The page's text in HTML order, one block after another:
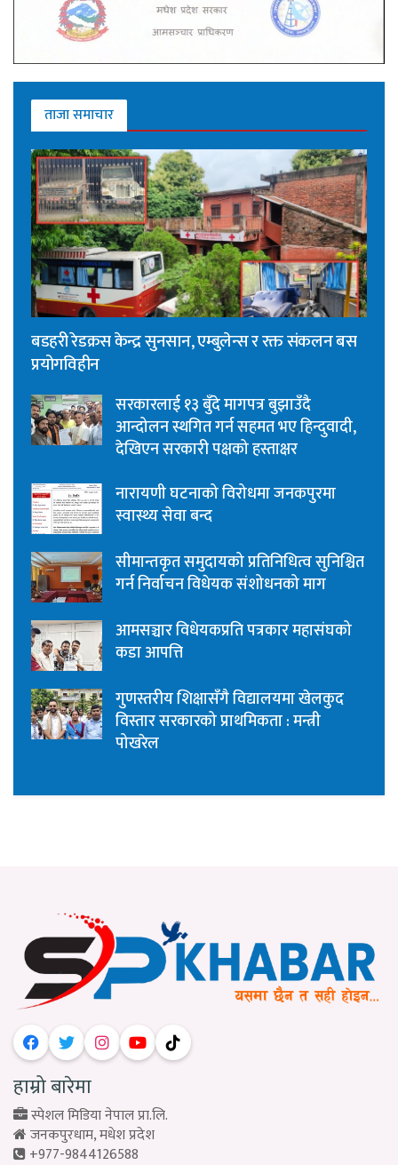
ताजा समाचार
बडहरी रेडक्रस केन्द्र सुनसान, एम्बुलेन्स र रक्त संकलन बस
प्रयोगविहीन
सरकारलाई १३ बुँदे मागपत्र बुझाउँदै
आन्दोलन स्थगित गर्न सहमत भए हिन्दुवादी,
देखिएन सरकारी पक्षको हस्ताक्षर
नारायणी घटनाको विरोधमा जनकपुरमा
स्वास्थ्य सेवा बन्द
सीमान्तकृत समुदायको प्रतिनिधित्व सुनिश्चित
गर्न निर्वाचन विधेयक संशोधनको माग
आमसञ्चार विधेयकप्रति पत्रकार महासंघको
कडा आपत्ति
गुणस्तरीय शिक्षासँगै विद्यालयमा खेलकुद
विस्तार सरकारको प्राथमिकता : मन्त्री
पोखरेल
हाम्रो बारेमा
स्पेशल मिडिया नेपाल प्रा.लि.
जनकपुरधाम, मधेश प्रदेश
+977-9844126588